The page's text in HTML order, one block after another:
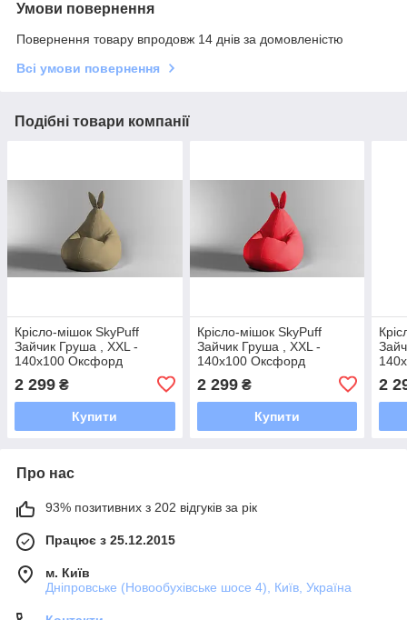
Умови повернення
Повернення товару впродовж 14 днів за домовленістю
Всі умови повернення
Подібні товари компанії
Крісло-мішок SkyPuff
Зайчик Груша , XXL -
140х100 Оксфорд
2 299 ₴
Купити
Крісло-мішок SkyPuff
Зайчик Груша , XXL -
140х100 Оксфорд
Червоний темний
2 299₴
Купити
2
Про нас
93% позитивних з 202 відгуків за рік
Працює з 25.12.2015
м. Київ
Дніпровське (Новообухівське шосе 4), Київ, Україна